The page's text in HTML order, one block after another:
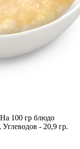
100 гр блюдо
- 20,9 гр.